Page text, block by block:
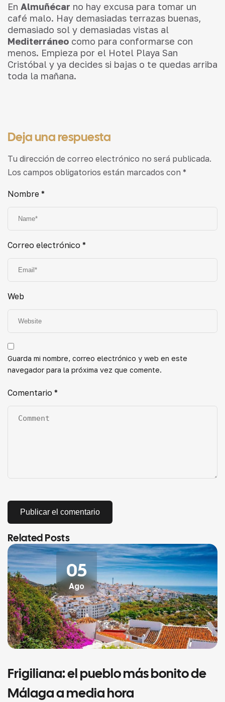
En Almuñécar no hay excusa para tomar un
café malo. Hay demasiadas terrazas buenas,
demasiado sol y demasiadas vistas al
Mediterráneo como para conformarse con
menos. Empieza por el Hotel Playa San
Cristóbal y ya decides si bajas o te quedas arriba
toda la mañana.
Deja una respuesta
Tu dirección de correo electrónico no será publicada.
Los campos obligatorios están marcados con *
Nombre *
Correo electrónico *
Web
Guarda mi nombre, correo electrónico y web en este
navegador para la próxima vez que comente.
Comentario *
Related Posts
Frigiliana: el pueblo más bonito de
Málaga a media hora
05
Ago